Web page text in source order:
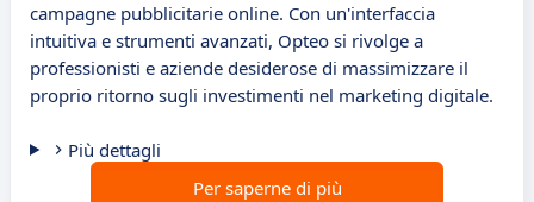
campagne pubblicitarie online. Con un'interfaccia
intuitiva e strumenti avanzati, Opteo si rivolge a
professionisti e aziende desiderose di massimizzare il
proprio ritorno sugli investimenti nel marketing digitale.
Più dettagli
Per saperne di più